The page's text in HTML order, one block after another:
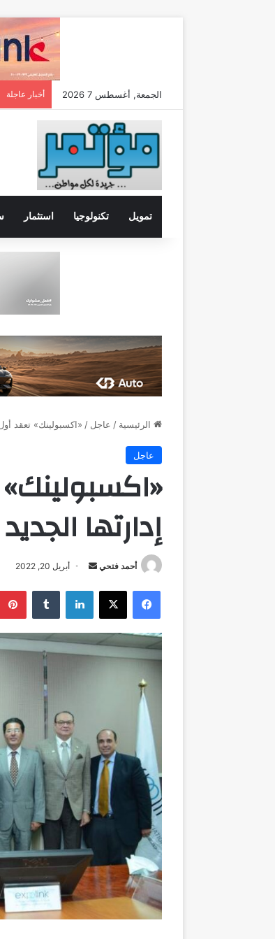
الجمعة, أغسطس 7 2026 أخبار عاجلة
تمويل تكنولوجيا استثمار
الرئيسية / عاجل / «اكسبولينك» تعقد
عاجل
إدارتها الجديد
أحمد فتحي
أرسل
إلكترونيا
أبريل 20, 2022
فيسبوك ‫X لينكدإن